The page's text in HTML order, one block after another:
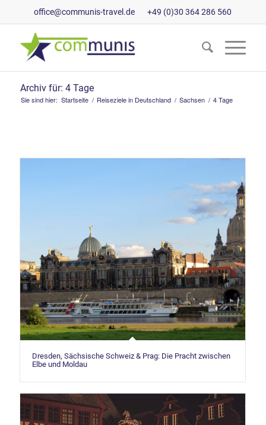
office@communis-travel.de +49 (0)30 364 286 560
Archiv für: 4 Tage
Sie sind hier: Startseite / Reiseziele in Deutschland / Sachsen / 4 Tage
Dresden, Sächsische Schweiz & Prag: Die Pracht zwischen
Elbe und Moldau